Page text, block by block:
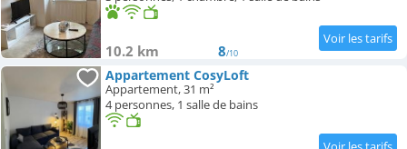
10.2 km 8/10
Appartement CosyLoft
Appartement, 31 m²
4 personnes, 1 salle de bains